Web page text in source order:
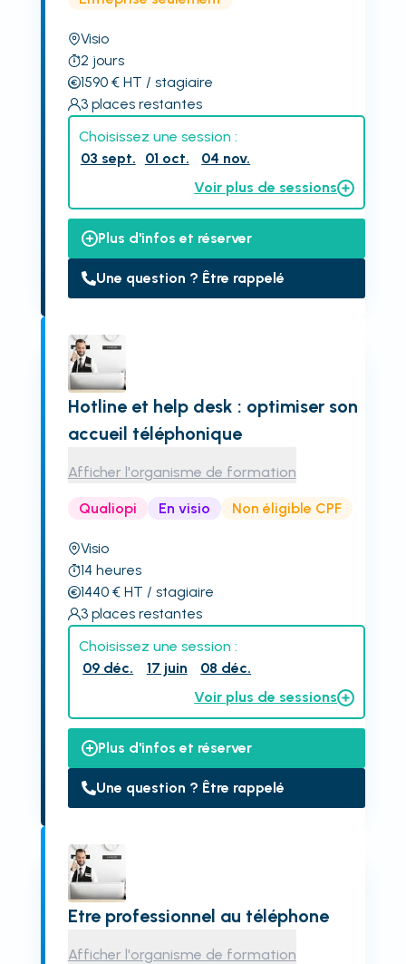
Visio
2 jours
1590€ HT / stagiaire
3 places restantes
Choisissez une session :
03 sept.
01 oct.
04 nov.
Voir plus de sessions
Plus d'infos et réserver
Une question ? Être rappelé
Hotline et help desk : optimiser son
accueil téléphonique
Afficher l'organisme de formation
Qualiopi En visio Non éligible CPF
Visio
14 heures
1440€ HT / stagiaire
3 places restantes
Choisissez une session :
09 déc.
17 juin
08 déc.
Voir plus de sessions
Plus d'infos et réserver
Une question ? Être rappelé
Etre professionnel au téléphone
Afficher l'organisme de formation